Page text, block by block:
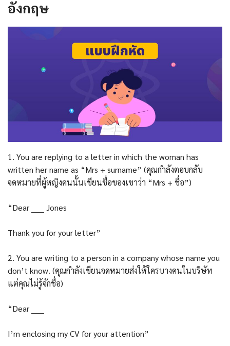
อังกฤษ
1. You are replying to a letter in which the woman has
written her name as “Mrs + surname” (คุณกำลังตอบกลับ
จดหมายที่ผู้หญิงคนนั้นเขียนชื่อของเขาว่า “Mrs + ชื่อ”)
“Dear _____ Jones
Thank you for your letter”
2. You are writing to a person in a company whose name you
don’t know. (คุณกำลังเขียนจดหมายส่งให้ใครบางคนในบริษัท
แต่คุณไม่รู้จักชื่อ)
“Dear _____
I’m enclosing my CV for your attention”